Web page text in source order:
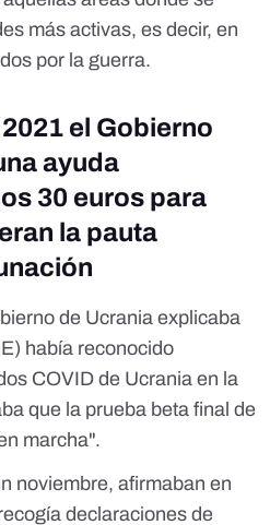
más activas, es decir, en
por la guerra.
el Gobierno
ayuda
30 euros para
la pauta
de Ucrania explicaba
había reconocido
COVID de Ucrania en la
que la prueba beta final de
marcha".
noviembre, afirmaban en
declaraciones de